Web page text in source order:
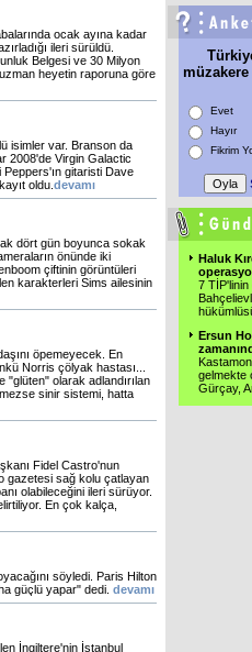
ocak ayına kadar
ileri sürüldü.
Belgesi ve 30 Milyon
heyetin raporuna göre
isimler var. Branson da
2008'de Virgin Galactic
gitaristi Dave
oldu. devamı
dört gün boyunca sokak
önünde iki
çiftinin görüntüleri
karakterleri Sims ailesinin
öpemeyecek. En
Norris çölyak hastası...
olarak adlandırılan
sinir sistemi, hatta
Fidel Castro'nun
gazetesi sağ kolu çatlayan
olabileceğini ileri sürüyor.
En çok kalça,
söyledi. Paris Hilton
güçlü yapar" dedi. devamı
İngiltere'nin İstanbul
Evet
Hayır
Fikrim
Haluk
7 TİP'linin
Ersun
gelmekte
Gürçay,